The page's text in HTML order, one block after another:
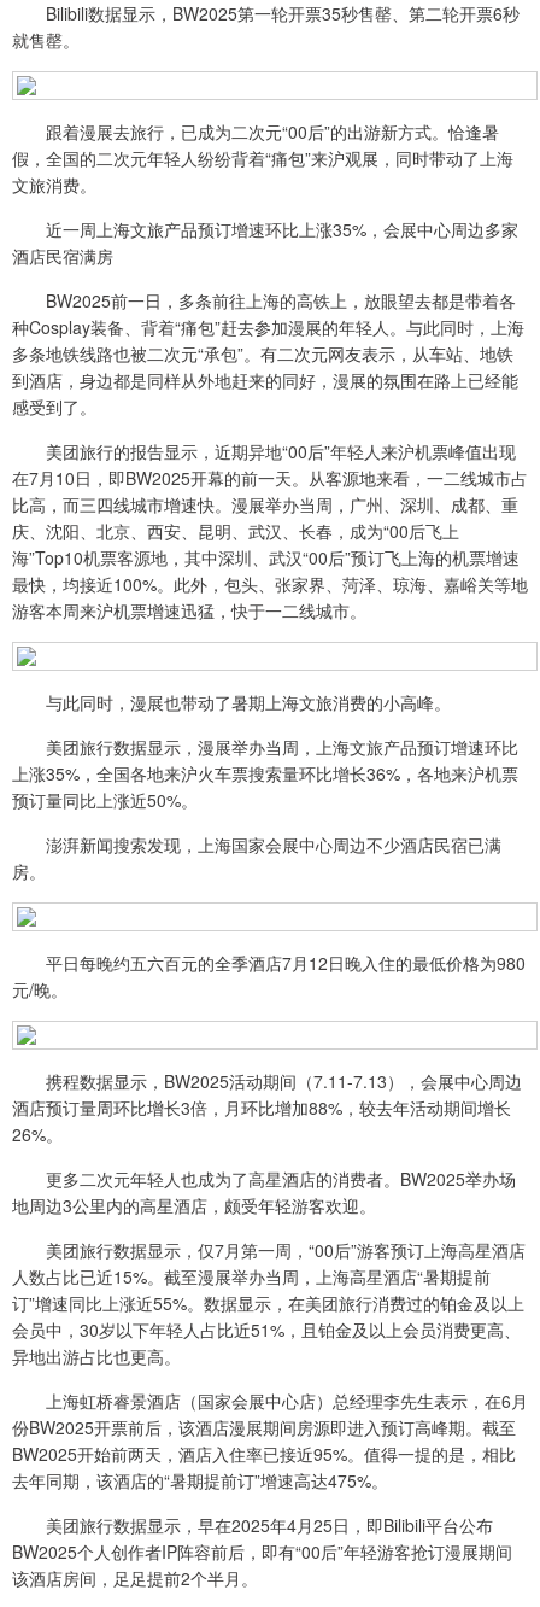
Bilibili数据显示，BW2025第一轮开票35秒售罄、第二轮开票6秒
就售罄。
跟着漫展去旅行，已成为二次元“00后”的出游新方式。恰逢暑
假，全国的二次元年轻人纷纷背着“痛包”来沪观展，同时带动了上海
文旅消费。
近一周上海文旅产品预订增速环比上涨35%，会展中心周边多家
酒店民宿满房
BW2025前一日，多条前往上海的高铁上，放眼望去都是带着各
种Cosplay装备、背着“痛包”赶去参加漫展的年轻人。与此同时，上海
多条地铁线路也被二次元“承包”。有二次元网友表示，从车站、地铁
到酒店，身边都是同样从外地赶来的同好，漫展的氛围在路上已经能
感受到了。
美团旅行的报告显示，近期异地“00后”年轻人来沪机票峰值出现
在7月10日，即BW2025开幕的前一天。从客源地来看，一二线城市占
比高，而三四线城市增速快。漫展举办当周，广州、深圳、成都、重
庆、沈阳、北京、西安、昆明、武汉、长春，成为“00后飞上
海”Top10机票客源地，其中深圳、武汉“00后”预订飞上海的机票增速
最快，均接近100%。此外，包头、张家界、菏泽、琼海、嘉峪关等地
游客本周来沪机票增速迅猛，快于一二线城市。
与此同时，漫展也带动了暑期上海文旅消费的小高峰。
美团旅行数据显示，漫展举办当周，上海文旅产品预订增速环比
上涨35%，全国各地来沪火车票搜索量环比增长36%，各地来沪机票
预订量同比上涨近50%。
澎湃新闻搜索发现，上海国家会展中心周边不少酒店民宿已满
房。
平日每晚约五六百元的全季酒店7月12日晚入住的最低价格为980
元/晚。
携程数据显示，BW2025活动期间（7.11-7.13），会展中心周边
酒店预订量周环比增长3倍，月环比增加88%，较去年活动期间增长
26%。
更多二次元年轻人也成为了高星酒店的消费者。BW2025举办场
地周边3公里内的高星酒店，颇受年轻游客欢迎。
美团旅行数据显示，仅7月第一周，“00后”游客预订上海高星酒店
人数占比已近15%。截至漫展举办当周，上海高星酒店“暑期提前
订”增速同比上涨近55%。数据显示，在美团旅行消费过的铂金及以上
会员中，30岁以下年轻人占比近51%，且铂金及以上会员消费更高、
异地出游占比也更高。
上海虹桥睿景酒店（国家会展中心店）总经理李先生表示，在6月
份BW2025开票前后，该酒店漫展期间房源即进入预订高峰期。截至
BW2025开始前两天，酒店入住率已接近95%。值得一提的是，相比
去年同期，该酒店的“暑期提前订”增速高达475%。
美团旅行数据显示，早在2025年4月25日，即Bilibili平台公布
BW2025个人创作者IP阵容前后，即有“00后”年轻游客抢订漫展期间
该酒店房间，足足提前2个半月。